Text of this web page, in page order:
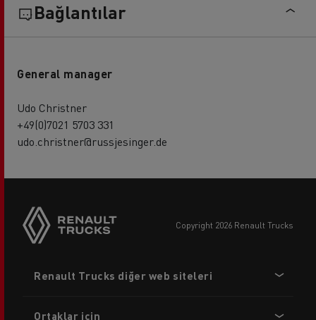
Bağlantılar
General manager
Udo Christner
+49(0)7021 5703 331
udo.christner@russjesinger.de
copyright 2026 Renault Trucks
menu
Renault Trucks diğer web siteleri
Ortaklar için